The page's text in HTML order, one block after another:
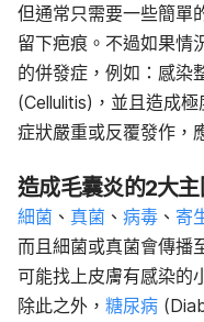
但通常只需要一些簡單
留下疤痕。不過如果情
的併發症，例如：感染
(Cellulitis)，並且造成
症狀嚴重或反覆發作，
造成毛囊炎的2大
細菌 、 真菌 、 病毒 、 寄
而且細菌或真菌會傳播
可能找上皮膚有感染的
除此之外， 糖尿病